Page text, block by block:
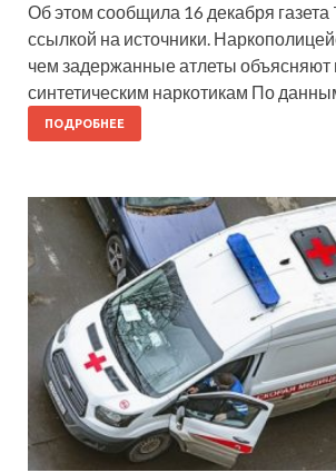
Об этом сообщила 16 декабря газета
ссылкой на источники.
чем задержанные атлеты объясняют
синтетическим наркотикам По
ПОДРОБНЕЕ